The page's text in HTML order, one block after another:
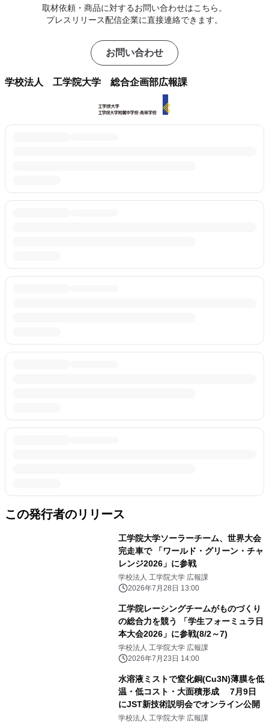
取材依頼・商品に対するお問い合わせはこちら。
プレスリリース配信企業に直接連絡できます。
お問い合わせ
学校法人 工学院大学 総合企画部広報課
この発行者のリリース
工学院大学ソーラーチーム、世界大会
完走車で 「ワールド・グリーン・チャ
レンジ2026」に参戦
学校法人 工学院大学 広報課
2026年7月28日 13:00
工学院レーシングチームがものづくり
の総合力を競う 「学生フォーミュラ日
本大会2026」に参戦(8/2～7)
学校法人 工学院大学 広報課
2026年7月23日 14:00
水溶液ミストで窒化銅(Cu3N)薄膜を低
温・低コスト・大面積形成 7月9日
にJST新技術説明会でオンライン公開
学校法人 工学院大学 広報課